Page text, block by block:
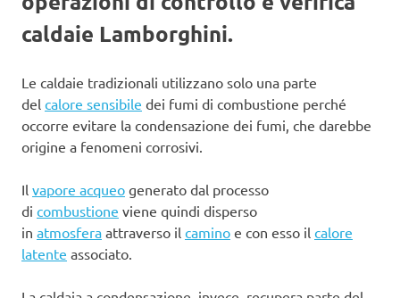
caldaie Lamborghini.
Le caldaie tradizionali utilizzano solo una parte
del calore sensibile dei fumi di combustione perché
occorre evitare la condensazione dei fumi, che darebbe
origine a fenomeni corrosivi.
Il vapore acqueo generato dal processo
di combustione viene quindi disperso
in atmosfera attraverso il camino e con esso il calore
latente associato.